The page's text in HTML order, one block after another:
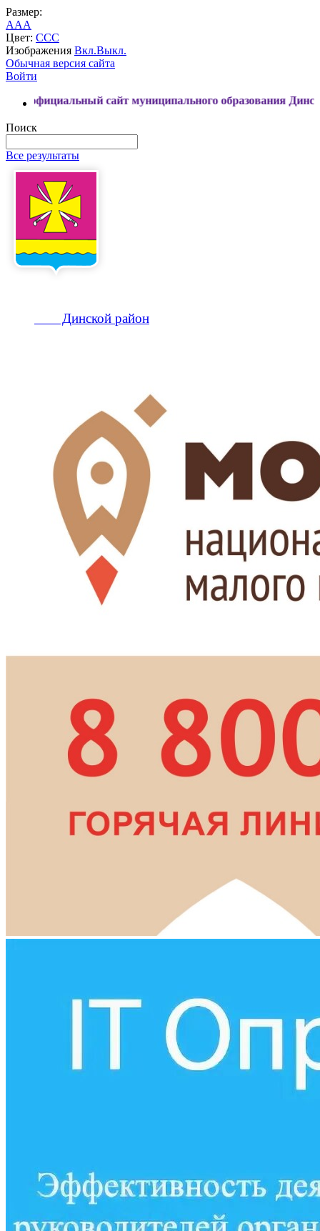
Размер:
AAA
Цвет: CCC
Изображения Вкл.Выкл.
Обычная версия сайта
Войти
сайт муниципального образования Динской район
Поиск
Все результаты
Динской район